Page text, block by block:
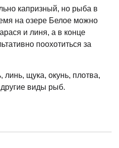
капризный, но рыба в
на озере Белое можно
и линя, а в конце
поохотиться за
линь, щука, окунь, плотва,
виды рыб.